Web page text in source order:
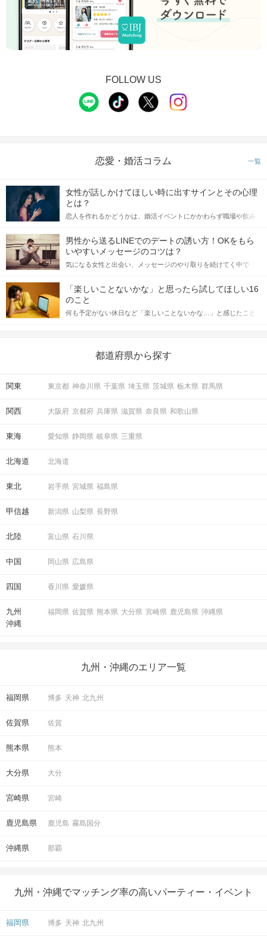
FOLLOW US
恋愛・婚活コラム 一覧
女性が話しかけてほしい時に出すサインとその心理
とは？
恋人を作れるかどうかは、婚活イベントにかかわらず職場や飲み
てアプローチできるかにも左右されます。 これから恋人作りを本
格的に始めようとしている方は、女性が異性を求めて出すサイン
をしっかりと理解し、正しい行動に移せるかどうかが重要。 この
記事では、女性が話しかけて欲しい時に出すサインとその心理を
合にどのような行動に繋げるべきかをご紹介していきます。
男性から送るLINEでのデートの誘い方！OKをもら
いやすいメッセージのコツは？
気になる女性と出会い、メッセージのやり取りを続けてく中で
しかし、中には「どう誘ったらいいの？」とお困りの男性もいら
っしゃるのではないでしょうか。 そこで今回は、男性から女性へ
送るLINEでのデートの誘い方のコツをご紹介します。例文も混じ
えながら解説するので、ぜひ参考にしてください。
「楽しいことないかな」と思ったら試してほしい16
のこと
何も予定がない休日など「楽しいことないかな…」と感じたこと
の楽しいことアイデアを集めました♪ いままさに楽しいことを探し
都道府県から探す
関東 東京都 神奈川県 千葉県 埼玉県 茨城県 栃木県 群馬県
関西 大阪府 京都府 兵庫県 滋賀県 奈良県 和歌山県
東海 愛知県 静岡県 岐阜県 三重県
北海道 北海道
東北 岩手県 宮城県 福島県
甲信越 新潟県 山梨県 長野県
北陸 富山県 石川県
中国 岡山県 広島県
四国 香川県 愛媛県
九州
沖縄
福岡県 佐賀県 熊本県 大分県 宮崎県 鹿児島県 沖縄県
九州・沖縄のエリア一覧
福岡県 博多 天神 北九州
佐賀県 佐賀
熊本県 熊本
大分県 大分
宮崎県 宮崎
鹿児島県 鹿児島 霧島国分
沖縄県 那覇
九州・沖縄でマッチング率の高いパーティー・イベント
福岡県 博多 天神 北九州